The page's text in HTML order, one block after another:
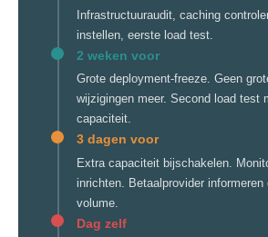
Infrastructuuraudit, caching
instellen, eerste load test.
2 weken voor
Grote deployment-freeze. Geen
wijzigingen meer. Second load test
capaciteit.
3 dagen voor
Extra capaciteit bijschakelen.
inrichten. Betaalprovider informeren
volume.
Dag zelf